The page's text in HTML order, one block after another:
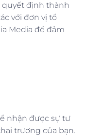
quyết định thành
với đơn vị tổ
Media để đảm
nhận được sự tư
trương của bạn.